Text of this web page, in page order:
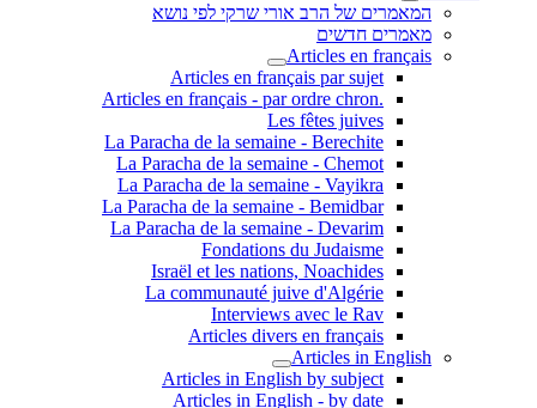
המאמרים של הרב אורי שרקי לפי נושא
מאמרים חדשים
Articles en français
Articles en français par sujet
.Articles en français - par ordre chron
Les fêtes juives
La Paracha de la semaine - Berechite
La Paracha de la semaine - Chemot
La Paracha de la semaine - Vayikra
La Paracha de la semaine - Bemidbar
La Paracha de la semaine - Devarim
Fondations du Judaisme
Israël et les nations, Noachides
La communauté juive d'Algérie
Interviews avec le Rav
Articles divers en français
Articles in English
Articles in English by subject
Articles in English - by date